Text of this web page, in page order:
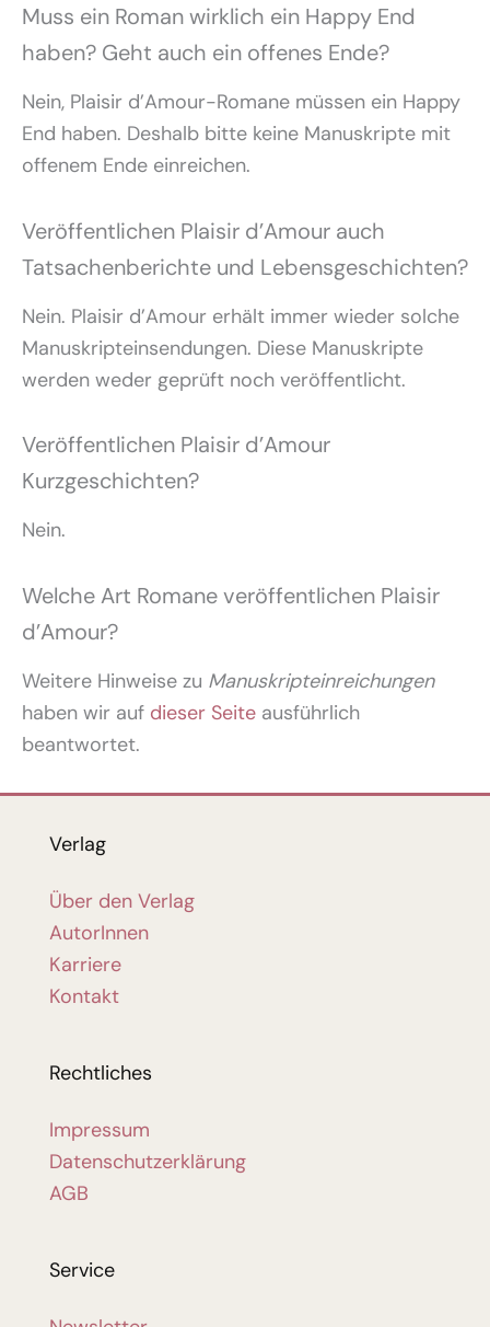
Muss ein Roman wirklich ein Happy End
haben? Geht auch ein offenes Ende?
Nein, Plaisir d’Amour-Romane müssen ein Happy
End haben. Deshalb bitte keine Manuskripte mit
offenem Ende einreichen.
Veröffentlichen Plaisir d’Amour auch
Tatsachenberichte und Lebensgeschichten?
Nein. Plaisir d’Amour erhält immer wieder solche
Manuskripteinsendungen. Diese Manuskripte
werden weder geprüft noch veröffentlicht.
Veröffentlichen Plaisir d’Amour
Kurzgeschichten?
Nein.
Welche Art Romane veröffentlichen Plaisir
d’Amour?
Weitere Hinweise zu Manuskripteinreichungen
haben wir auf dieser Seite ausführlich
beantwortet.
Verlag
Über den Verlag
AutorInnen
Karriere
Kontakt
Rechtliches
Impressum
Datenschutzerklärung
AGB
Service